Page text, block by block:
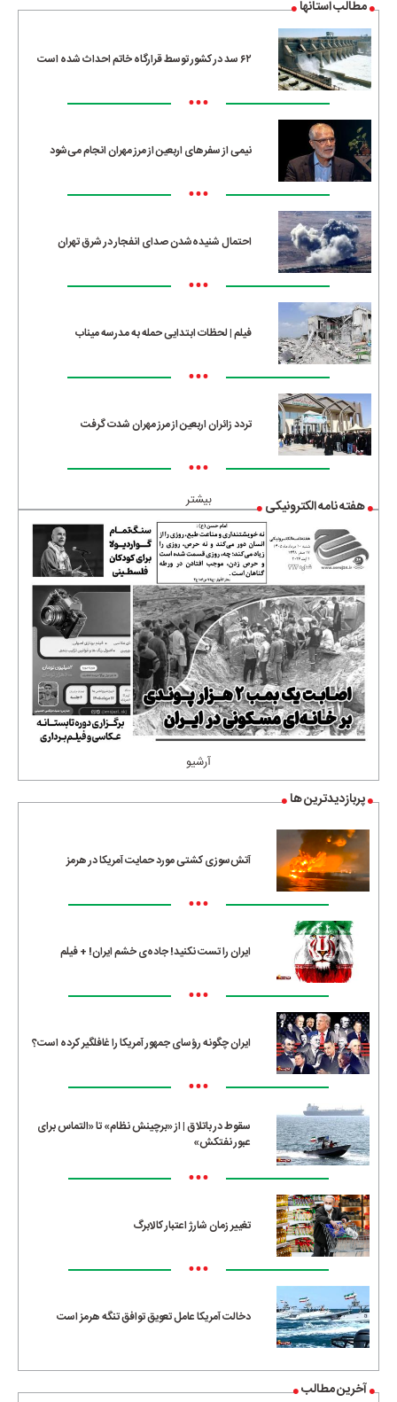
مطالب استانها
۶۲ سد در کشور توسط قرارگاه خاتم احداث شده است
•••
نیمی از سفرهای اربعین از مرز مهران انجام می‌شود
•••
احتمال شنیده‌شدن صدای انفجار در شرق تهران
•••
فیلم | لحظات ابتدایی حمله به مدرسه میناب
•••
تردد زائران اربعین از مرز مهران شدت گرفت
•••
بیشتر هفته نامه الکترونیکی
آرشیو
پربازدیدترین ها
آتش‌سوزی کشتی مورد حمایت آمریکا در هرمز
•••
ایران را تست نکنید! جاده‌ی خشم ایران! + فیلم
•••
ایران چگونه رؤسای جمهور آمریکا را غافلگیر کرده است؟
•••
سقوط در باتلاق | از «برچینش نظام» تا «التماس برای
عبور نفتکش»
•••
تغییر زمان شارژ اعتبار کالابرگ
•••
دخالت آمریکا عامل تعویق توافق تنگه هرمز است
آخرین مطالب